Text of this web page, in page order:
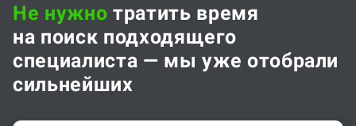
Не нужно тратить время
на поиск подходящего
специалиста — мы уже отобрали
сильнейших